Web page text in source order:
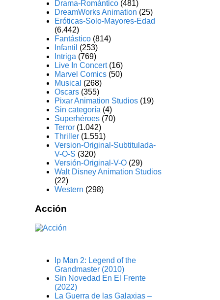
Drama-Romántico (481)
DreamWorks Animation (25)
Eróticas-Solo-Mayores-Edad
(6.442)
Fantástico (814)
Infantil (253)
Intriga (769)
Live In Concert(16)
Marvel Comics (50)
Musical (268)
Oscars (355)
Pixar Animation Studios (19)
Sin categoría (4)
Superhéroes (70)
Terror (1.042)
Thriller (1.551)
Version-Original-Subtitulada-
V-O-S (320)
Versión-Original-V-O (29)
Walt Disney Animation Studios
(22)
Western (298)
Acción
Ip Man 2: Legend of the
Grandmaster (2010)
Sin Novedad En El Frente
(2022)
La Guerra de las Galaxias –